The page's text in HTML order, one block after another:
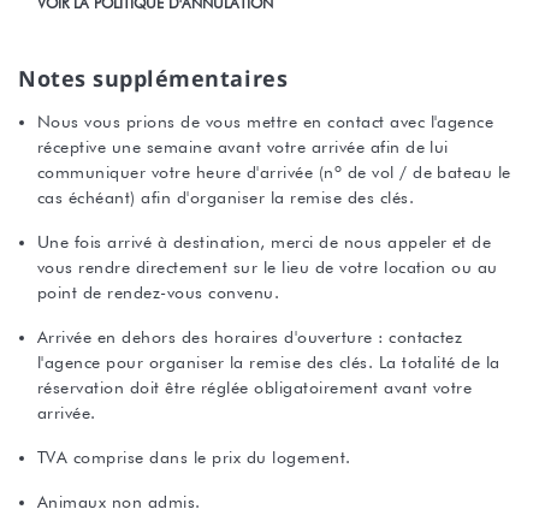
Notes supplémentaires
Nous vous prions de vous mettre en contact avec l'agence
réceptive une semaine avant votre arrivée afin de lui
communiquer votre heure d'arrivée (nº de vol / de bateau le
cas échéant) afin d'organiser la remise des clés.
Une fois arrivé à destination, merci de nous appeler et de
vous rendre directement sur le lieu de votre location ou au
point de rendez-vous convenu.
Arrivée en dehors des horaires d'ouverture : contactez
l'agence pour organiser la remise des clés. La totalité de la
réservation doit être réglée obligatoirement avant votre
arrivée.
TVA comprise dans le prix du logement.
Animaux non admis.